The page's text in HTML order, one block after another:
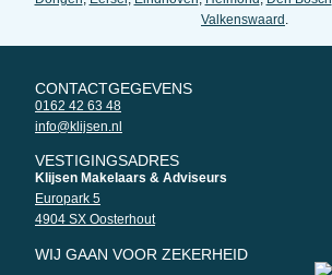
Valkenswaard
CONTACTGEGEVENS
0162 42 63 48
info@klijsen.nl
VESTIGINGSADRES
Klijsen Makelaars & Adviseurs
Europark 5
4904 SX Oosterhout
WIJ GAAN VOOR ZEKERHEID